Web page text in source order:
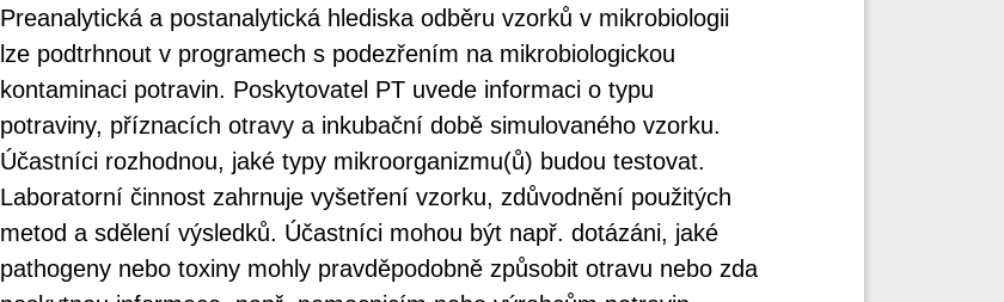
Preanalytická a postanalytická hlediska odběru vzorků v mikrobiologii
lze podtrhnout v programech s podezřením na mikrobiologickou
kontaminaci potravin. Poskytovatel PT uvede informaci o typu
potraviny, příznacích otravy a inkubační době simulovaného vzorku.
Účastníci rozhodnou, jaké typy mikroorganizmu(ů) budou testovat.
Laboratorní činnost zahrnuje vyšetření vzorku, zdůvodnění použitých
metod a sdělení výsledků. Účastníci mohou být např. dotázáni, jaké
pathogeny nebo toxiny mohly pravděpodobně způsobit otravu nebo zda